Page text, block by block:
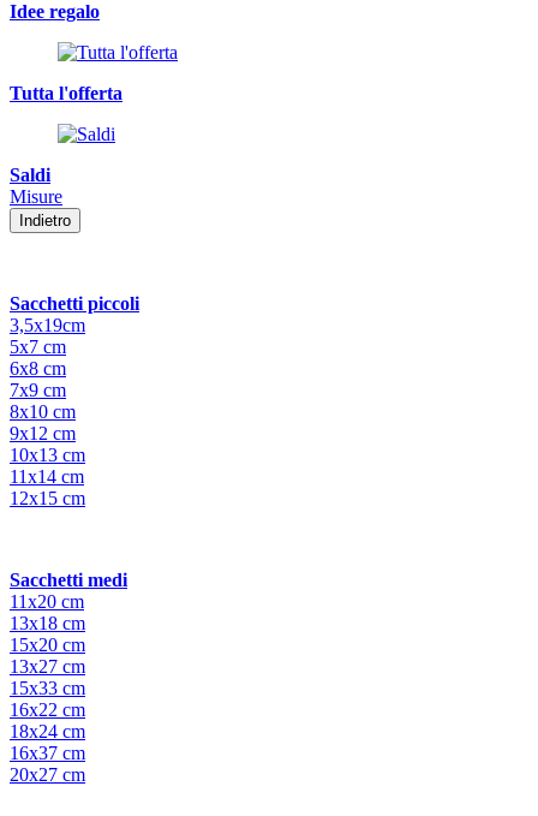
Idee regalo
Tutta l'offerta
Saldi
Misure
Indietro
Sacchetti piccoli
3,5x19cm
5x7 cm
6x8 cm
7x9 cm
8x10 cm
9x12 cm
10x13 cm
11x14 cm
12x15 cm
Sacchetti medi
11x20 cm
13x18 cm
15x20 cm
13x27 cm
15x33 cm
16x22 cm
18x24 cm
16x37 cm
20x27 cm